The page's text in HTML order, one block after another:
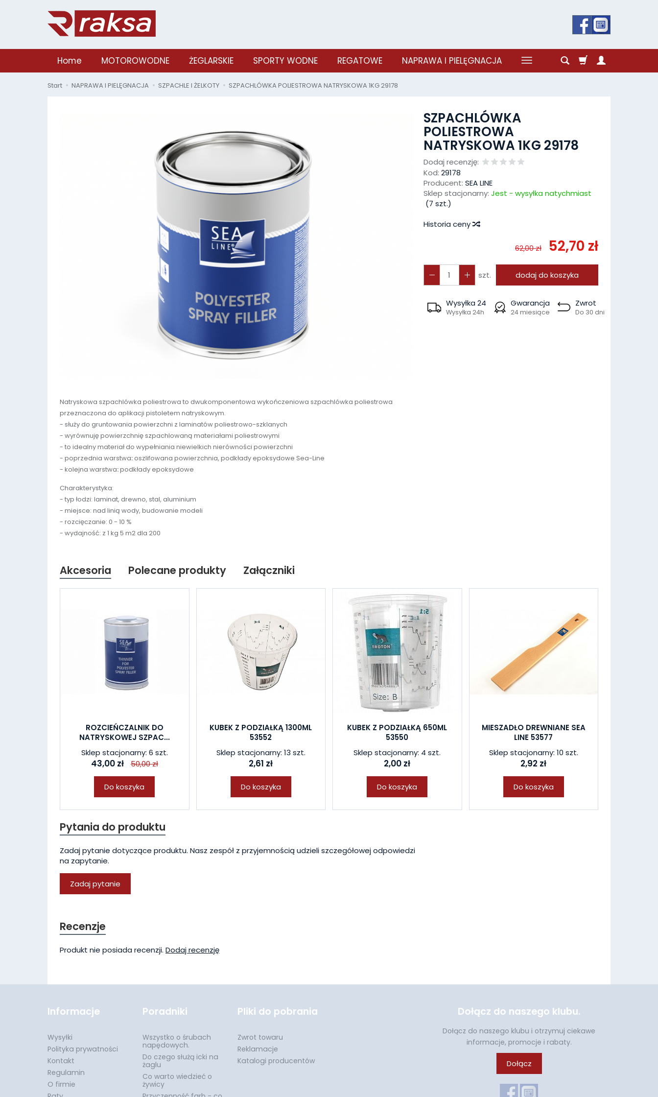
Home MOTOROWODNE ŻEGLARSKIE SPORTY WODNE REGATOWE NAPRAWA I PIELĘGNACJA
Start NAPRAWA I PIELĘGNACJA SZPACHLE I ŻELKOTY SZPACHLÓWKA POLIESTROWA NATRYSKOWA 1KG 29178
SZPACHLÓWKA
POLIESTROWA
NATRYSKOWA 1KG 29178
Dodaj recenzję:
Kod: 29178
Producent: SEA LINE
Sklep stacjonarny: Jest - wysyłka natychmiast
(7 szt.)
Historia ceny
62,00 zł 52,70 zł
szt. dodaj do koszyka
Wysyłka 24
Wysyłka 24h
Gwarancja
24 miesiące
Zwrot
Do 30 dni
Natryskowa szpachlówka poliestrowa to dwukomponentowa wykończeniowa szpachlówka poliestrowa
przeznaczona do aplikacji pistoletem natryskowym.
- służy do gruntowania powierzchni z laminatów poliestrowo-szklanych
- wyrównuję powierzchnię szpachlowaną materiałami poliestrowymi
- to idealny materiał do wypełniania niewielkich nierówności powierzchni
- poprzednia warstwa:oszlifowana powierzchnia, podkłady epoksydowe Sea-Line
- kolejna warstwa:podkłady epoksydowe
Charakterystyka:
- typ łodzi: laminat, drewno, stal, aluminium
- miejsce: nad linią wody, budowanie modeli
- rozcięczanie: 0 - 10 %
- wydajność: z 1 kg 5 m2 dla 200
Akcesoria Polecane produkty Załączniki
ROZCIEŃCZALNIK DO
NATRYSKOWEJ SZPAC...
Sklep stacjonarny: 6 szt.
43,00 zł 50,00 zł
Do koszyka
KUBEK Z PODZIAŁKĄ 1300ML
53552
Sklep stacjonarny: 13 szt.
2,61 zł
Do koszyka
KUBEK Z PODZIAŁKĄ 650ML
53550
Sklep stacjonarny: 4 szt.
2,00 zł
Do koszyka
MIESZADŁO DREWNIANE SEA
LINE 53577
Sklep stacjonarny: 10 szt.
2,92 zł
Do koszyka
Pytania do produktu
Zadaj pytanie dotyczące produktu. Nasz zespół z przyjemnością udzieli szczegółowej odpowiedzi
na zapytanie.
Zadaj pytanie
Recenzje
Produkt nie posiada recenzji. Dodaj recenzję
Informacje
Wysyłki
Polityka prywatności
Kontakt
Regulamin
O firmie
Poradniki
Wszystko o śrubach
napędowych.
Do czego służą icki na
żaglu
Co warto wiedzieć o
żywicy
Pliki do pobrania
Zwrot towaru
Reklamacje
Katalogi producentów
Dołącz do naszego klubu.
Dołącz do naszego klubu i otrzymuj ciekawe
informacje, promocje i rabaty.
Dołącz